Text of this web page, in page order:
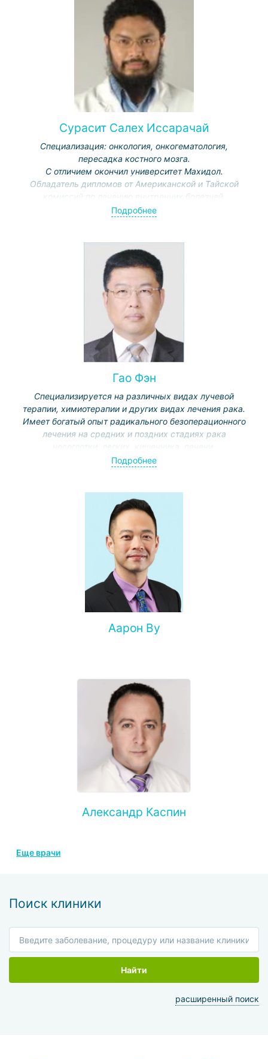
Сурасит Салех Иссарачай
Специализация: онкология, онкогематология,
пересадка костного мозга.
С отличием окончил университет Махидол.
Обладатель дипломов от Американской и Тайской
комиссий по лечению внутренних болезней,
медицинской онкологии, гематологии.
Подробнее
Гао Фэн
Специализируется на различных видах лучевой
терапии, химиотерапии и других видах лечения рака.
Имеет богатый опыт радикального безоперационного
лечения на средних и поздних стадиях рака
гинекологического рака, метастазов в головной мозг,
опухолей
Подробнее
Аарон Ву
Александр Каспин
Еще врачи
Поиск клиники
Найти
расширенный поиск